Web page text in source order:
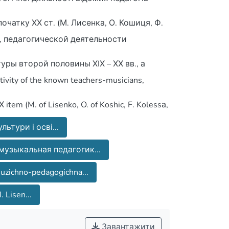
початку ХХ ст. (М. Лисенка, О. Кошиця, Ф.
педагогічної освіти на
второй половины ХIХ – ХХ вв., а
образования в Западной Украине с
в современных социокультурных
(M. of Lisenko, O. of Koshic, F. Kolessа,
[musical and pedagogical]
muzichno-pedagogichnogo
і осві...
педагогик...
pedagogichna...
Lisen...